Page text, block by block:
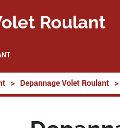
Roulant
> Depannage Volet Roulant >